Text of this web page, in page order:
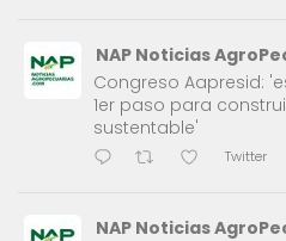
NAP Noticias
Congreso Aapresid:
1er paso para
sustentable'
Twitter
NAP Noticias